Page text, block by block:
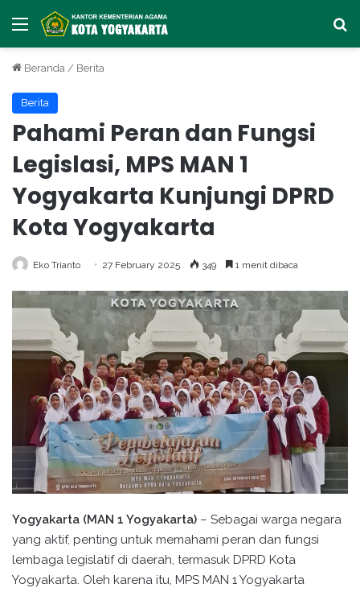
Menu
Beranda / Berita
Berita
Pahami Peran dan Fungsi
Legislasi, MPS MAN 1
Yogyakarta Kunjungi DPRD
Kota Yogyakarta
Eko Trianto 27 February 2025 349 1 menit dibaca
Yogyakarta (MAN 1 Yogyakarta) – Sebagai warga negara
yang aktif, penting untuk memahami peran dan fungsi
lembaga legislatif di daerah, termasuk DPRD Kota
Yogyakarta. Oleh karena itu, MPS MAN 1 Yogyakarta